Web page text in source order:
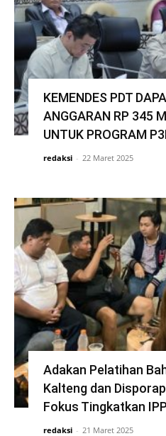
KEMENDES PDT
ANGGARAN RP 345
UNTUK PROGRAM
redaksi - 22 Maret 2025
Adakan Pelatihan
Kalteng dan
Fokus Tingkatkan IPP
redaksi - 21 Maret 2025